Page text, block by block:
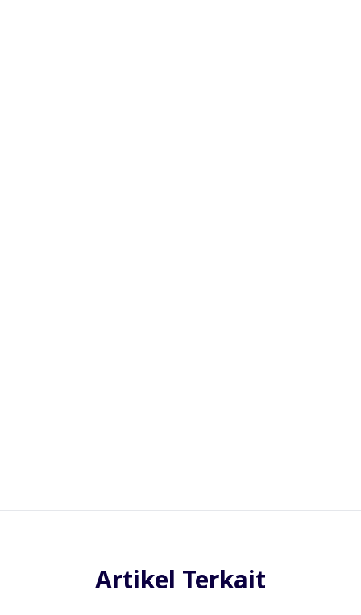
Artikel Terkait